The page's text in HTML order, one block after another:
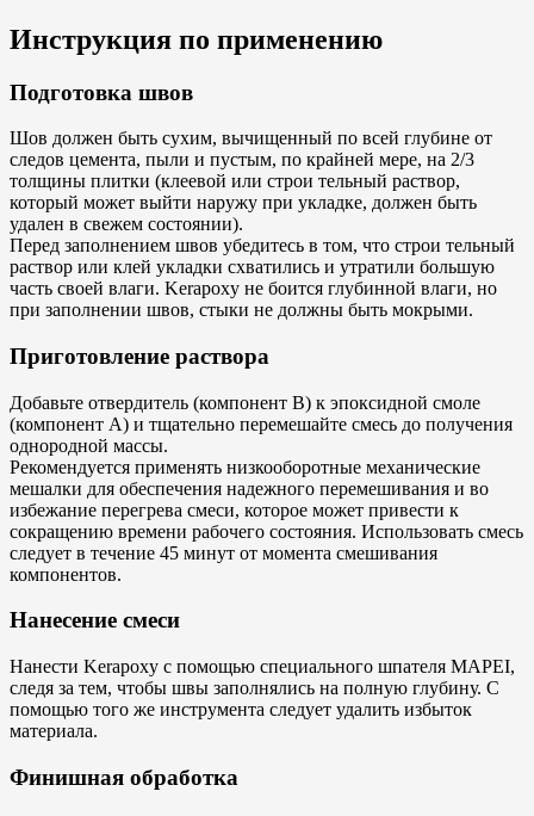
Инструкция по применению
Подготовка швов
Шов должен быть сухим, вычищенный по всей глубине от
следов цемента, пыли и пустым, по крайней мере, на 2/3
толщины плитки (клеевой или строи тельный раствор,
который может выйти наружу при укладке, должен быть
удален в свежем состоянии).
Перед заполнением швов убедитесь в том, что строи тельный
раствор или клей укладки схватились и утратили большую
часть своей влаги. Kerapoxy не боится глубинной влаги, но
при заполнении швов, стыки не должны быть мокрыми.
Приготовление раствора
Добавьте отвердитель (компонент В) к эпоксидной смоле
(компонент А) и тщательно перемешайте смесь до получения
однородной массы.
Рекомендуется применять низкооборотные механические
мешалки для обеспечения надежного перемешивания и во
избежание перегрева смеси, которое может привести к
сокращению времени рабочего состояния. Использовать смесь
следует в течение 45 минут от момента смешивания
компонентов.
Нанесение смеси
Нанести Kerapoxy с помощью специального шпателя MAPEI,
следя за тем, чтобы швы заполнялись на полную глубину. С
помощью того же инструмента следует удалить избыток
материала.
Финишная обработка